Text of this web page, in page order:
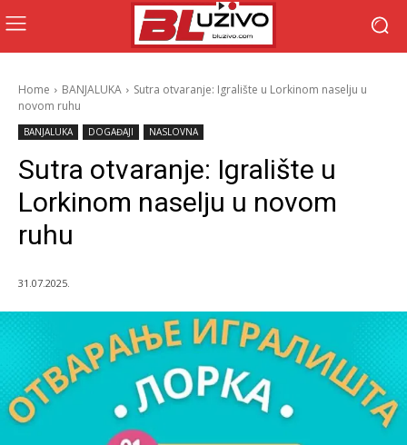
Home BANJALUKA
Sutra otvaranje: Igralište u Lorkinom naselju u
novom ruhu
BANJALUKA DOGAĐAJI NASLOVNA
Sutra otvaranje: Igralište u
Lorkinom naselju u novom
ruhu
31.07.2025.